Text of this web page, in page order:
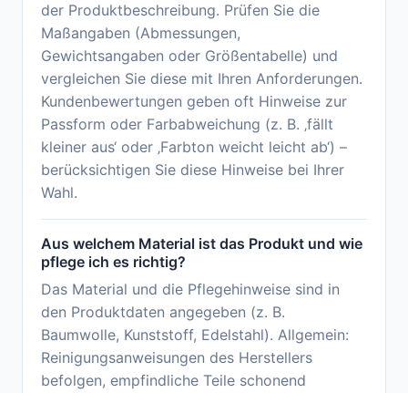
der Produktbeschreibung. Prüfen Sie die
Maßangaben (Abmessungen,
Gewichtsangaben oder Größentabelle) und
vergleichen Sie diese mit Ihren Anforderungen.
Kundenbewertungen geben oft Hinweise zur
Passform oder Farbabweichung (z. B. ‚fällt
kleiner aus‘ oder ‚Farbton weicht leicht ab‘) –
berücksichtigen Sie diese Hinweise bei Ihrer
Wahl.
Aus welchem Material ist das Produkt und wie
pflege ich es richtig?
Das Material und die Pflegehinweise sind in
den Produktdaten angegeben (z. B.
Baumwolle, Kunststoff, Edelstahl). Allgemein:
Reinigungsanweisungen des Herstellers
befolgen, empfindliche Teile schonend